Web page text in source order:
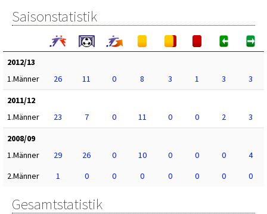
Saisonstatistik
2012/13
1.Männer
26 11 0 8 3 1 3
3
2011/12
1.Männer
23 7 0 11 0 0 2
3
2008/09
1.Männer
29 26 0 10 0 0 0
4
2.Männer
1 0 0 0 0 0 0 0
Gesamtstatistik